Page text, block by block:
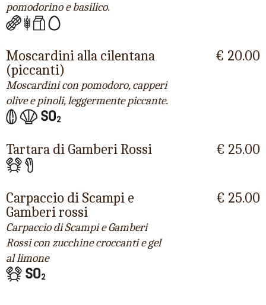
pomodorino e basilico.
Moscardini alla cilentana
(piccanti)
Moscardini con pomodoro, capperi
olive e pinoli, leggermente piccante.
€ 20.00
Tartara di Gamberi Rossi € 25.00
Carpaccio di Scampi e
Gamberi rossi
Carpaccio di Scampi e Gamberi
Rossi con zucchine croccanti e gel
al limone
€ 25.00